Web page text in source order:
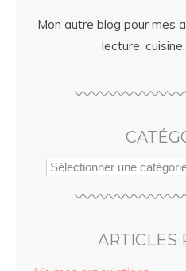
Mon autre blog pour mes
lecture,
ARTICLES